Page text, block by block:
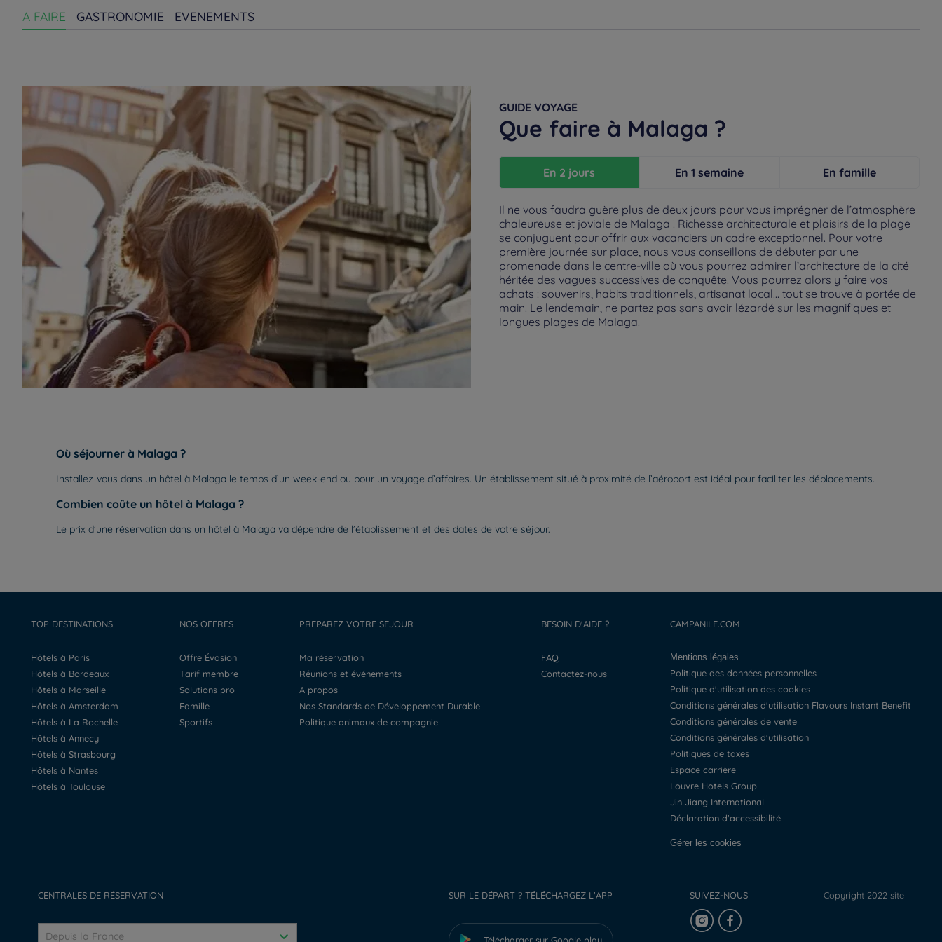
A FAIRE GASTRONOMIE EVENEMENTS
GUIDE VOYAGE
Que faire à Malaga ?
En 2 jours En 1 semaine En famille
Il ne vous faudra guère plus de deux jours pour vous imprégner de l’atmosphère
chaleureuse et joviale de Malaga ! Richesse architecturale et plaisirs de la plage
se conjuguent pour offrir aux vacanciers un cadre exceptionnel. Pour votre
première journée sur place, nous vous conseillons de débuter par une
promenade dans le centre-ville où vous pourrez admirer l’architecture de la cité
héritée des vagues successives de conquête. Vous pourrez alors y faire vos
achats : souvenirs, habits traditionnels, artisanat local… tout se trouve à portée de
main. Le lendemain, ne partez pas sans avoir lézardé sur les magnifiques et
longues plages de Malaga.
Où séjourner à Malaga ?
Installez-vous dans un hôtel à Malaga le temps d’un week-end ou pour un voyage d’affaires. Un établissement situé à proximité de l’aéroport est idéal pour faciliter les déplacements.
Combien coûte un hôtel à Malaga ?
Le prix d’une réservation dans un hôtel à Malaga va dépendre de l’établissement et des dates de votre séjour.
TOP DESTINATIONS
Hôtels à Paris
Hôtels à Bordeaux
Hôtels à Marseille
Hôtels à Amsterdam
Hôtels à La Rochelle
Hôtels à Annecy
Hôtels à Strasbourg
Hôtels à Nantes
Hôtels à Toulouse
NOS OFFRES
Offre Évasion
Tarif membre
Solutions pro
Famille
Sportifs
PREPAREZ VOTRE SEJOUR
Ma réservation
Réunions et événements
A propos
Nos Standards de Développement Durable
Politique animaux de compagnie
BESOIN D'AIDE ?
FAQ
Contactez-nous
CAMPANILE.COM
Mentions légales
Politique des données personnelles
Politique d'utilisation des cookies
Conditions générales d'utilisation Flavours Instant Benefit
Conditions générales de vente
Conditions générales d'utilisation
Politiques de taxes
Espace carrière
Louvre Hotels Group
Jin Jiang International
Déclaration d'accessibilité
Gérer les cookies
CENTRALES DE RÉSERVATION
Depuis la France
SUR LE DÉPART ? TÉLÉCHARGEZ L'APP SUIVEZ-NOUS Copyright 2022 site